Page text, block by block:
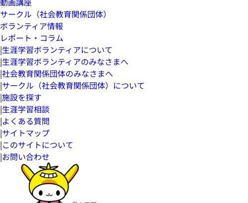
サークル（社会教育関係団体）
ボランティア情報
レポート・コラム
|生涯学習ボランティアについて
|生涯学習ボランティアのみなさまへ
|社会教育関係団体のみなさまへ
|サークル（社会教育関係団体）について
|施設を探す
|生涯学習相談
|よくある質問
|サイトマップ
|このサイトについて
|お問い合わせ